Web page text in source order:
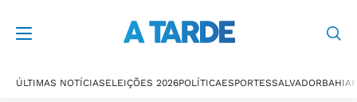
ÚLTIMAS NOTÍCIASELEIÇÕES 2026POLÍTICAESPORTESSALVADORBAHIA